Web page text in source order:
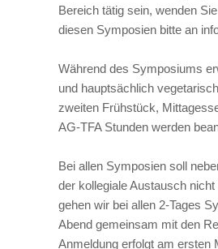
Bereich tätig sein, wenden
diesen Symposien bitte an
Während des Symposiums
und hauptsächlich
zweiten Frühstück,
AG-TFA Stunden werden
Bei allen Symposien soll
der kollegiale Austausch
gehen wir bei allen 2-Tages
Abend gemeinsam mit den
Anmeldung erfolgt am ersten